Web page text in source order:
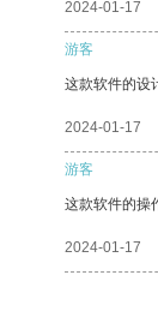
2024-01-17
游客
这款软件的设
2024-01-17
游客
这款软件的操
2024-01-17